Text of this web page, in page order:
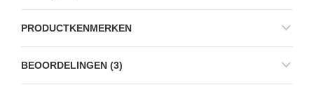
PRODUCTKENMERKEN
BEOORDELINGEN (3)